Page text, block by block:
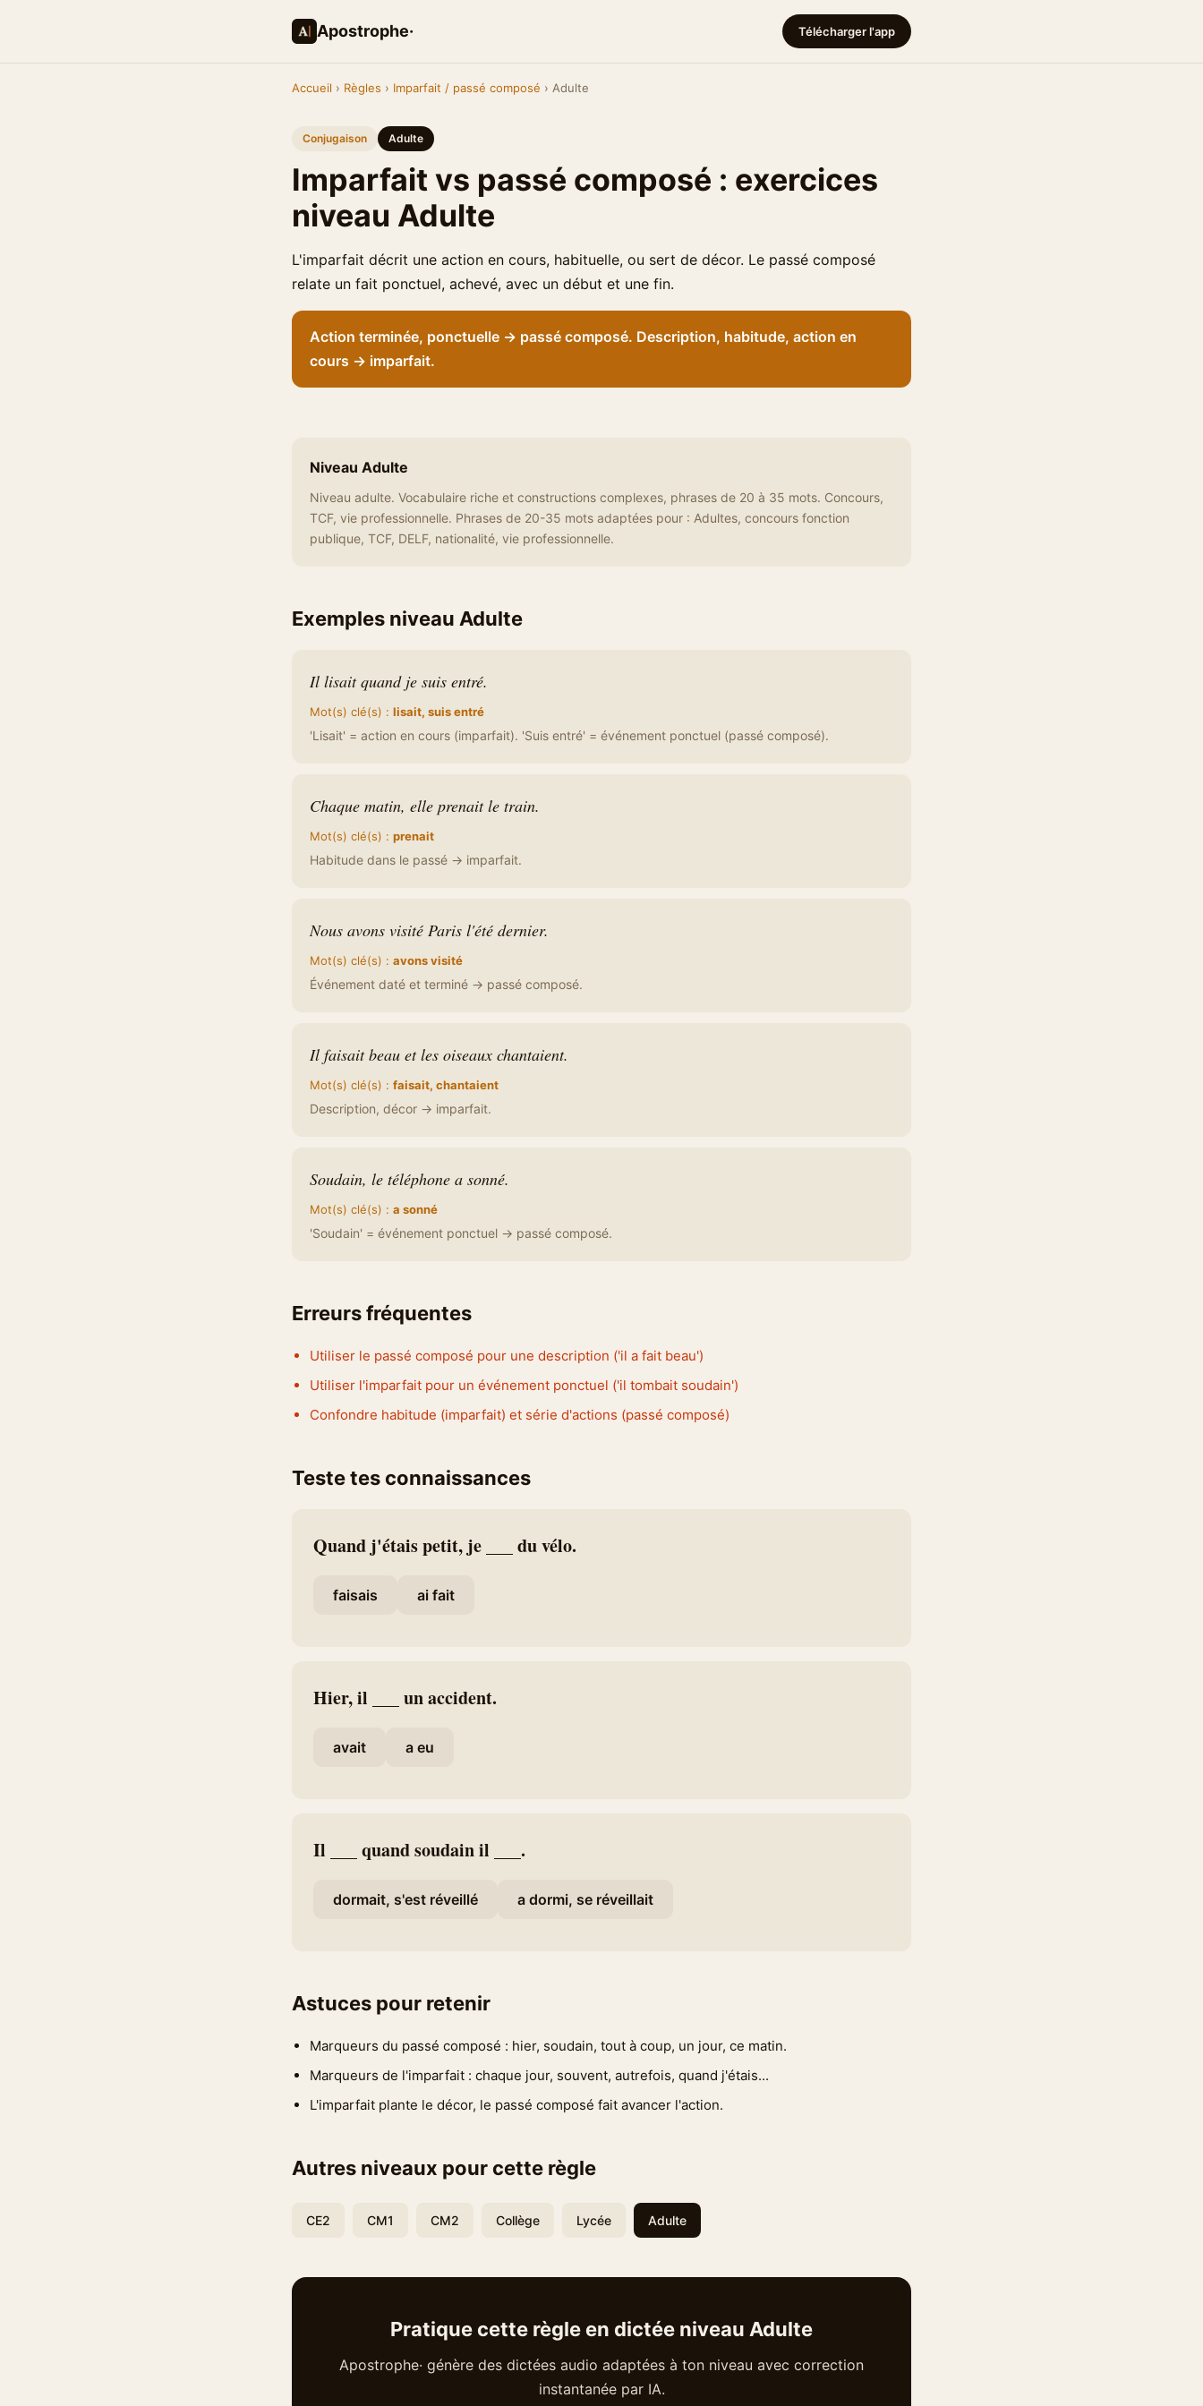
Apostrophe· Télécharger l'app
Accueil › Règles › Imparfait / passé composé › Adulte
Conjugaison Adulte
Imparfait vs passé composé : exercices
niveau Adulte
L'imparfait décrit une action en cours, habituelle, ou sert de décor. Le passé composé
relate un fait ponctuel, achevé, avec un début et une fin.
Action terminée, ponctuelle → passé composé. Description, habitude, action en
cours → imparfait.
Niveau Adulte
Niveau adulte. Vocabulaire riche et constructions complexes, phrases de 20 à 35 mots. Concours,
TCF, vie professionnelle. Phrases de 20-35 mots adaptées pour : Adultes, concours fonction
publique, TCF, DELF, nationalité, vie professionnelle.
Exemples niveau Adulte
Il lisait quand je suis entré.
Mot(s) clé(s) : lisait, suis entré
'Lisait' = action en cours (imparfait). 'Suis entré' = événement ponctuel (passé composé).
Chaque matin, elle prenait le train.
Mot(s) clé(s) : prenait
Habitude dans le passé → imparfait.
Nous avons visité Paris l'été dernier.
Mot(s) clé(s) : avons visité
Événement daté et terminé → passé composé.
Il faisait beau et les oiseaux chantaient.
Mot(s) clé(s) : faisait, chantaient
Description, décor → imparfait.
Soudain, le téléphone a sonné.
Mot(s) clé(s) : a sonné
'Soudain' = événement ponctuel → passé composé.
Erreurs fréquentes
Utiliser le passé composé pour une description ('il a fait beau')
Utiliser l'imparfait pour un événement ponctuel ('il tombait soudain')
Confondre habitude (imparfait) et série d'actions (passé composé)
Teste tes connaissances
Quand j'étais petit, je ___ du vélo.
faisais ai fait
Hier, il ___ un accident.
avait a eu
Il ___ quand soudain il ___.
dormait, s'est réveillé a dormi, se réveillait
Astuces pour retenir
Marqueurs du passé composé : hier, soudain, tout à coup, un jour, ce matin.
Marqueurs de l'imparfait : chaque jour, souvent, autrefois, quand j'étais...
L'imparfait plante le décor, le passé composé fait avancer l'action.
Autres niveaux pour cette règle
CE2 CM1 CM2 Collège Lycée Adulte
Pratique cette règle en dictée niveau Adulte
Apostrophe· génère des dictées audio adaptées à ton niveau avec correction
instantanée par IA.